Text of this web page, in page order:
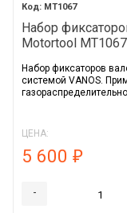
MT1067
Набор
Motortool MT1067
Набор фиксаторов
системой VANOS.
ЦЕНА:
5 600 ₽
-